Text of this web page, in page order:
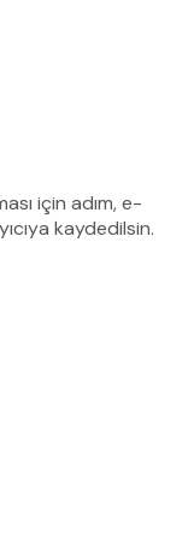
için adım, e-
kaydedilsin.